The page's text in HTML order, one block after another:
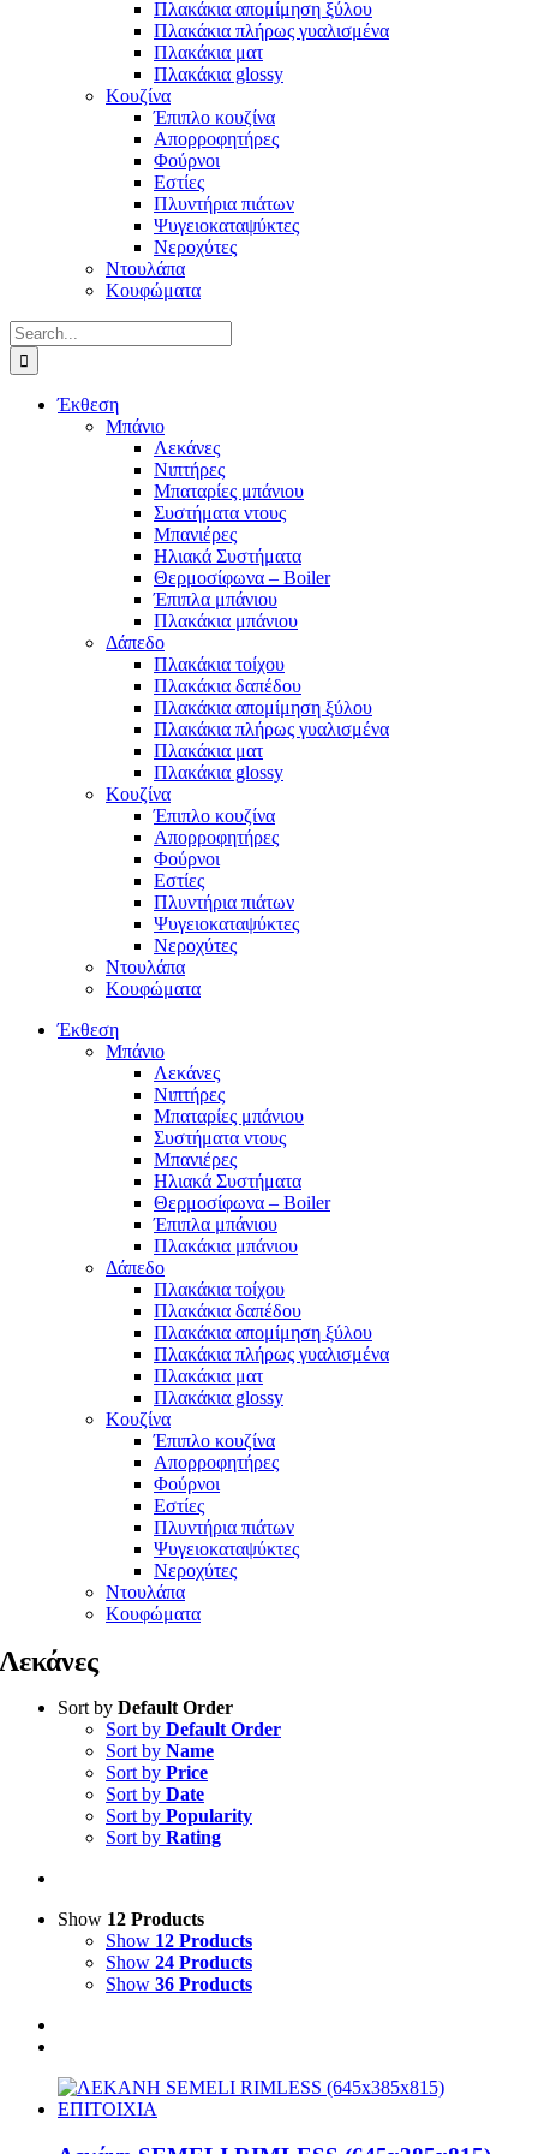
Πλακάκια απομίμηση ξύλου
Πλακάκια πλήρως γυαλισμένα
Πλακάκια ματ
Πλακάκια glossy
Κουζίνα
Έπιπλο κουζίνα
Απορροφητήρες
Φούρνοι
Εστίες
Πλυντήρια πιάτων
Ψυγειοκαταψύκτες
Νεροχύτες
Ντουλάπα
Κουφώματα
Search
for:
Έκθεση
Μπάνιο
Λεκάνες
Νιπτήρες
Μπαταρίες μπάνιου
Συστήματα ντους
Μπανιέρες
Ηλιακά Συστήματα
Θερμοσίφωνα – Boiler
Έπιπλα μπάνιου
Πλακάκια μπάνιου
Δάπεδο
Πλακάκια τοίχου
Πλακάκια δαπέδου
Πλακάκια απομίμηση ξύλου
Πλακάκια πλήρως γυαλισμένα
Πλακάκια ματ
Πλακάκια glossy
Κουζίνα
Έπιπλο κουζίνα
Απορροφητήρες
Φούρνοι
Εστίες
Πλυντήρια πιάτων
Ψυγειοκαταψύκτες
Νεροχύτες
Ντουλάπα
Κουφώματα
Έκθεση
Μπάνιο
Λεκάνες
Νιπτήρες
Μπαταρίες μπάνιου
Συστήματα ντους
Μπανιέρες
Ηλιακά Συστήματα
Θερμοσίφωνα – Boiler
Έπιπλα μπάνιου
Πλακάκια μπάνιου
Δάπεδο
Πλακάκια τοίχου
Πλακάκια δαπέδου
Πλακάκια απομίμηση ξύλου
Πλακάκια πλήρως γυαλισμένα
Πλακάκια ματ
Πλακάκια glossy
Κουζίνα
Έπιπλο κουζίνα
Απορροφητήρες
Φούρνοι
Εστίες
Πλυντήρια πιάτων
Ψυγειοκαταψύκτες
Νεροχύτες
Ντουλάπα
Κουφώματα
Λεκάνες
Sort by Default Order
Sort by Default Order
Sort by Name
Sort by Price
Sort by Date
Sort by Popularity
Sort by Rating
Show 12 Products
Show 12 Products
Show 24 Products
Show 36 Products